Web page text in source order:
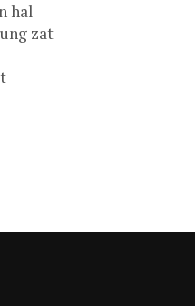
hal
zat